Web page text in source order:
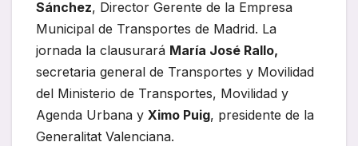
Sánchez, Director Gerente de la Empresa
Municipal de Transportes de Madrid. La
jornada la clausurará María José Rallo,
secretaria general de Transportes y Movilidad
del Ministerio de Transportes, Movilidad y
Agenda Urbana y Ximo Puig, presidente de la
Generalitat Valenciana.